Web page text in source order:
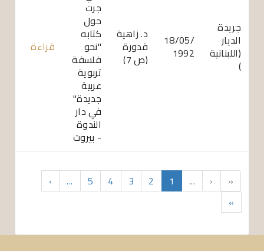
جريدة
الديار
(اللبنانية
)
18/05/
1992
د. زاهية
قدورة
(ص 7)
جرت
حول
كتابه
"نحو
فلسفة
تربوية
عربية
جديدة"
في دار
الندوة
- بيروت
قراءة
«
‹
...
1
2
3
4
5
...
›
»